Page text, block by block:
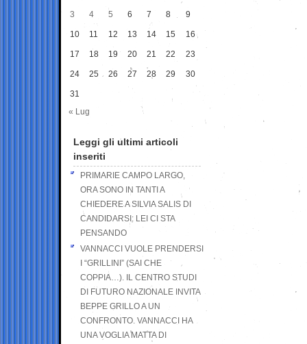
3 4 5 6 7 8 9
10 11 12 13 14 15 16
17 18 19 20 21 22 23
24 25 26 27 28 29 30
31
« Lug
Leggi gli ultimi articoli
inseriti
PRIMARIE CAMPO LARGO,
ORA SONO IN TANTI A
CHIEDERE A SILVIA SALIS DI
CANDIDARSI: LEI CI STA
PENSANDO
VANNACCI VUOLE PRENDERSI
I “GRILLINI” (SAI CHE
COPPIA…). IL CENTRO STUDI
DI FUTURO NAZIONALE INVITA
BEPPE GRILLO A UN
CONFRONTO. VANNACCI HA
UNA VOGLIA MATTA DI